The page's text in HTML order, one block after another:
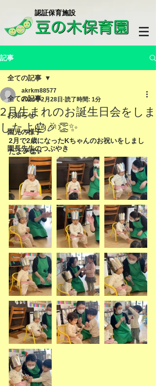
​認証保育施設
記事
全ての記事
お知らせ
園児の様子
園長先生のつぶやき
全ての記事
2月生まれのお誕生日会をしま
したよ🎂🎉👏✨
akrkm88577
2024年2月28日 読了時間: 1分
2月で2歳になったKちゃんのお祝いをしまし
たよ🎉👏✨